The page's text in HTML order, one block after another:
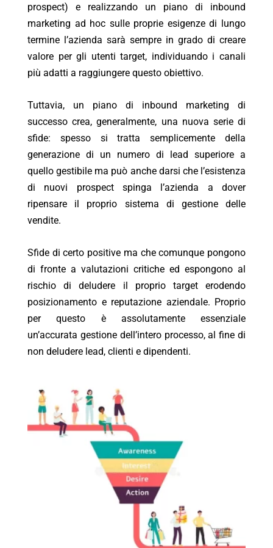
prospect) e realizzando un piano di inbound
marketing ad hoc sulle proprie esigenze di lungo
termine l’azienda sarà sempre in grado di creare
valore per gli utenti target, individuando i canali
più adatti a raggiungere questo obiettivo.
Tuttavia, un piano di inbound marketing di
successo crea, generalmente, una nuova serie di
sfide: spesso si tratta semplicemente della
generazione di un numero di lead superiore a
quello gestibile ma può anche darsi che l’esistenza
di nuovi prospect spinga l’azienda a dover
ripensare il proprio sistema di gestione delle
vendite.
Sfide di certo positive ma che comunque pongono
di fronte a valutazioni critiche ed espongono al
rischio di deludere il proprio target erodendo
posizionamento e reputazione aziendale. Proprio
per questo è assolutamente essenziale
un’accurata gestione dell’intero processo, al fine di
non deludere lead, clienti e dipendenti.